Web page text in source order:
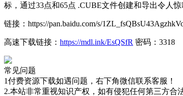
标，通过33点和65点 .CUBE文件创建和导出令人
链接：https://pan.baidu.com/s/
高速下载链接： https://mdl.ink/EsQSfR 密码：3318
常见问题
1付费资源下载如遇问题，右下角微信联系客服！
2.本站非常重视知识产权，如有侵犯任何第三方合